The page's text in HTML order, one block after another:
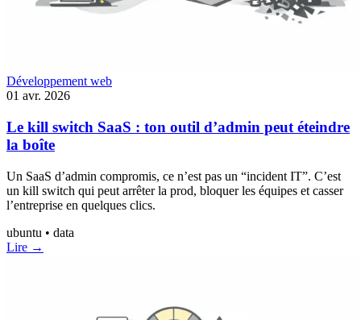
Développement web
01 avr. 2026
Le kill switch SaaS : ton outil d’admin peut éteindre
la boîte
Un SaaS d’admin compromis, ce n’est pas un “incident IT”. C’est
un kill switch qui peut arrêter la prod, bloquer les équipes et casser
l’entreprise en quelques clics.
ubuntu • data
Lire →